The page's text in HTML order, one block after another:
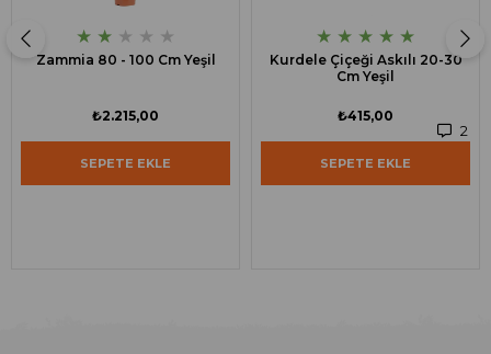
★ ★ ★ ★ ★
Zammia 80 - 100 Cm Yeşil
₺2.215,00
SEPETE EKLE
★ ★ ★ ★ ★
Kurdele Çiçeği Askılı 20-30
Cm Yeşil
2
₺415,00
SEPETE EKLE